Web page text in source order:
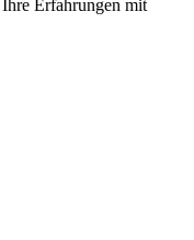
Erfahrungen mit